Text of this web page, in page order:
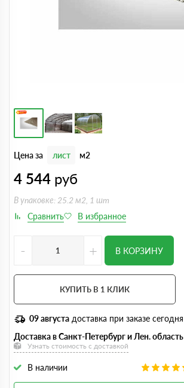
Цена за лист м2
4 544 руб
В упаковке: 25.2 м2, 1 шт
- + В КОРЗИНУ
КУПИТЬ В 1 КЛИК
09 августа доставка при заказе сегодня
Доставка в Санкт-Петербург и Лен. область
Узнать стоимость с доставкой
В наличии